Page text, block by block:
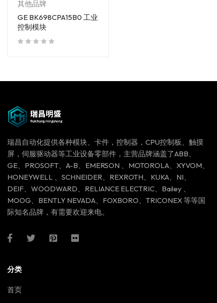
其他品牌
GE BK698CPA15B0 工业
控制模块
瑞昌自动化提供各种模块、卡件，控制器，CPU控制板、触摸
屏，伺服驱动器等工业设备零部件，主营品牌涵盖了ABB、
GE、PROSOFT、A-B、EMERSON 、MOTOROLA、XYVOM、
HONEYWELL 、SCHNEIDER、REXROTH、KUKA、NI、
DEIF、WOODWARD、RELIANCE ELECTRIC、Bailey 、
MOOG、BENTLY NEVADA、FOXBORO、TRICONEX 等等国
际知名品牌，有需要欢迎来电。
分类
首页